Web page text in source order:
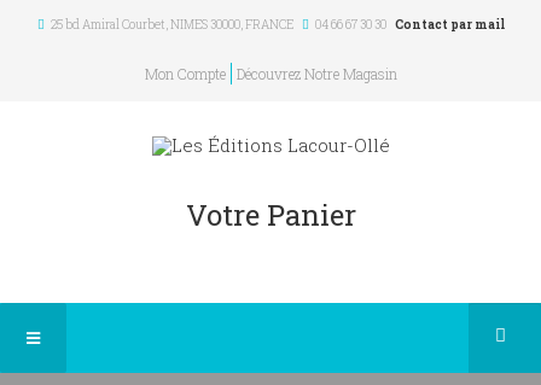
25 bd Amiral Courbet, NIMES 30000,FRANCE 04 66 67 30 30 Contact par mail
Mon Compte Découvrez Notre Magasin
Votre Panier